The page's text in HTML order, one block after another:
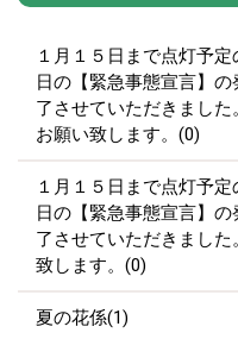
１月１５日まで点灯予
日の【緊急事態宣言】
了させていただきまし
お願い致します。(0)
１月１５日まで点灯予
日の【緊急事態宣言】
了させていただきまし
致します。(0)
夏の花係(1)